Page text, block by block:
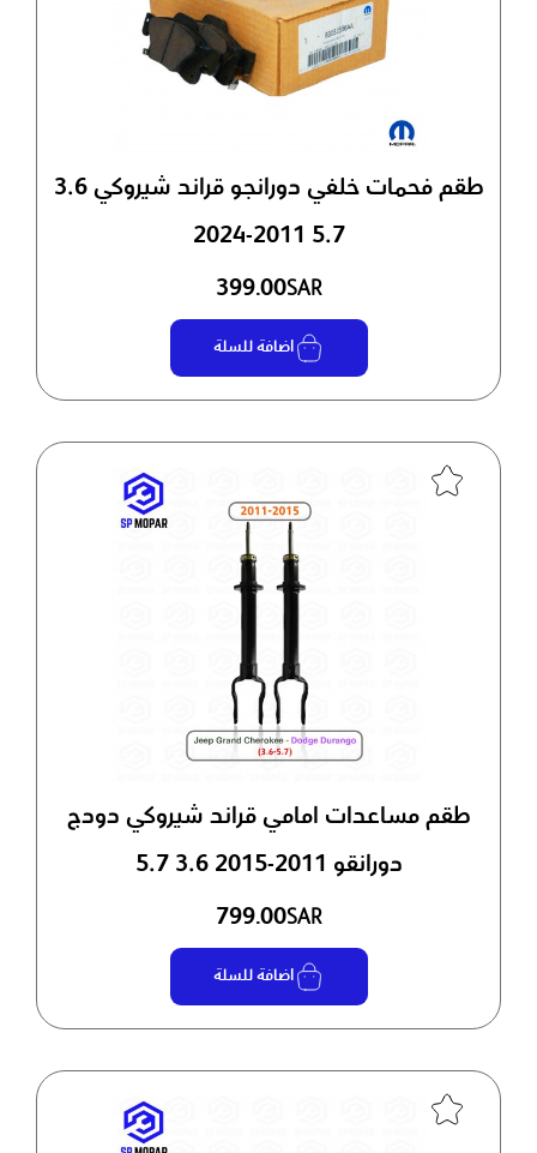
طقم فحمات خلفي دورانجو قراند شيروكي 3.6
5.7 2011-2024
399.00SAR
اضافة للسلة
طقم مساعدات امامي قراند شيروكي دودج
دورانقو 2011-2015 3.6 5.7
799.00SAR
اضافة للسلة